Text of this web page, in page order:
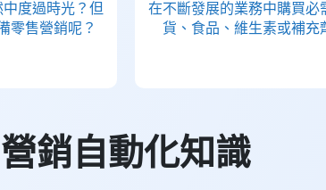
度過時光？但
零售營銷呢？
在不斷發展的業務中購買必
貨、食品、維生素或補充
營銷自動化知識